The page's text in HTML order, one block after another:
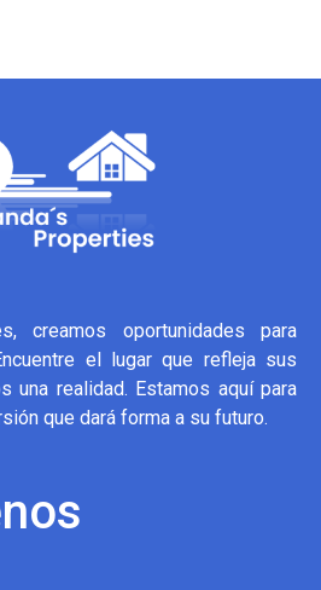
creamos oportunidades para
el lugar que refleja sus
una realidad. Estamos aquí para
que dará forma a su futuro.